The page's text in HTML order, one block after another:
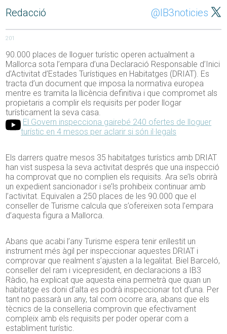
Redacció @IB3noticies
201
90.000 places de lloguer turístic operen actualment a
Mallorca sota l’empara d’una Declaració Responsable d’Inici
d’Activitat d’Estades Turístiques en Habitatges (DRIAT). Es
tracta d’un document que imposa la normativa europea
mentre es tramita la llicència definitiva i que compromet als
propietaris a complir els requisits per poder llogar
turísticament la seva casa.
El Govern inspecciona gairebé 240 ofertes de lloguer
turístic en 4 mesos per aclarir si són il·legals
Els darrers quatre mesos 35 habitatges turístics amb DRIAT
han vist suspesa la seva activitat després que una inspecció
ha comprovat que no complien els requisits. Ara se’ls obrirà
un expedient sancionador i se’ls prohibeix continuar amb
l’activitat. Equivalen a 250 places de les 90.000 que el
conseller de Turisme calcula que s’ofereixen sota l’empara
d’aquesta figura a Mallorca.
Abans que acabi l’any Turisme espera tenir enllestit un
instrument més àgil per inspeccionar aquestes DRIAT i
comprovar que realment s’ajusten a la legalitat. Biel Barceló,
conseller del ram i vicepresident, en declaracions a IB3
Ràdio, ha explicat que aquesta eina permetrà que quan un
habitatge es doni d’alta es podrà inspeccionar tot d’una. Per
tant no passarà un any, tal com ocorre ara, abans que els
tècnics de la conselleria comprovin que efectivament
compleix amb els requisits per poder operar com a
establiment turístic.